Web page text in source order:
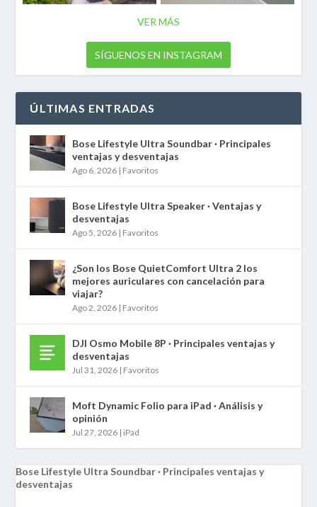
VER MÁS
SÍGUENOS EN INSTAGRAM
ÚLTIMAS ENTRADAS
Bose Lifestyle Ultra Soundbar · Principales
ventajas y desventajas
Ago 6, 2026 | Favoritos
Bose Lifestyle Ultra Speaker · Ventajas y
desventajas
Ago 5, 2026 | Favoritos
¿Son los Bose QuietComfort Ultra 2 los
mejores auriculares con cancelación para
viajar?
Ago 2, 2026 | Favoritos
DJI Osmo Mobile 8P · Principales ventajas y
desventajas
Jul 31, 2026 | Favoritos
Moft Dynamic Folio para iPad · Análisis y
opinión
Jul 27, 2026 | iPad
Bose Lifestyle Ultra Soundbar · Principales ventajas y
desventajas